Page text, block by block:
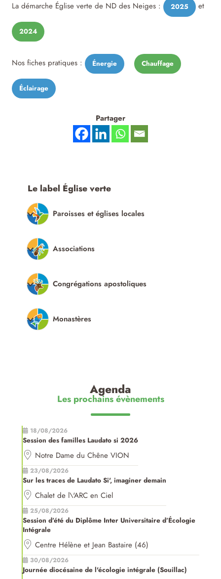
Le label Église verte
Paroisses et églises locales
Associations
Congrégations apostoliques
Monastères
Agenda
Les prochains évènements
18/08/2026
Session des familles Laudato si 2026
Notre Dame du Chêne VION
23/08/2026
Sur les traces de Laudato Si', imaginer demain
Chalet de l\'ARC en Ciel
25/08/2026
Session d’été du Diplôme Inter Universitaire d’Écologie
Intégrale
Centre Hélène et Jean Bastaire (46)
30/08/2026
Journée diocésaine de l'écologie intégrale (Souillac)
La démarche Église verte de ND des Neiges : 2025 et
2024
Nos fiches pratiques : Énergie Chauffage
Éclairage
Partager